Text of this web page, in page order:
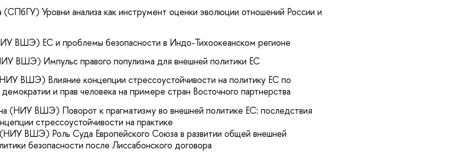
Уровни анализа как инструмент оценки эволюции отношений России и
ВШЭ) ЕС и проблемы безопасности в Индо-Тихоокеанском регионе
ВШЭ) Импульс правого популизма для внешней политики ЕС
ВШЭ) Влияние концепции стрессоустойчивости на политику ЕС по
и прав человека на примере стран Восточного партнерства
(НИУ ВШЭ) Поворот к прагматизму во внешней политике ЕС: последствия
стрессоустойчивости на практике
ВШЭ) Роль Суда Европейского Союза в развитии общей внешней
безопасности после Лиссабонского договора